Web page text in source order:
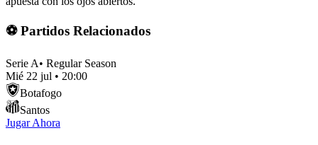
⚽ Partidos Relacionados
Serie A• Regular Season
Mié 22 jul • 20:00
Botafogo
Santos
Jugar Ahora